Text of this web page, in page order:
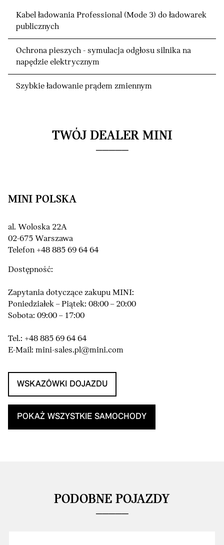
Kabel ładowania Professional (Mode 3) do ładowarek
publicznych
Ochrona pieszych - symulacja odgłosu silnika na
napędzie elektrycznym
Szybkie ładowanie prądem zmiennym
TWÓJ DEALER MINI
MINI POLSKA
al. Woloska 22A
02-675 Warszawa
Telefon +48 885 69 64 64
Dostępność:
Zapytania dotyczące zakupu MINI:
Poniedziałek – Piątek: 08:00 – 20:00
Sobota: 09:00 – 17:00
Tel.: +48 885 69 64 64
E-Mail: mini-sales.pl@mini.com
WSKAZÓWKI DOJAZDU
POKAŻ WSZYSTKIE SAMOCHODY
PODOBNE POJAZDY